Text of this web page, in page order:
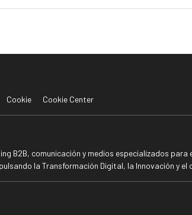
Cookie Cookie Center
B2B, comunicación y medios especializados
la Transformación Digital, la Innovación y el